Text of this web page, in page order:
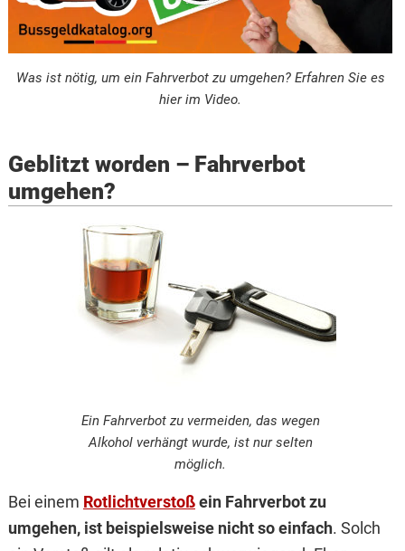
Was ist nötig, um ein Fahrverbot zu umgehen? Erfahren Sie es
hier im Video.
Geblitzt worden – Fahrverbot
umgehen?
Ein Fahrverbot zu vermeiden, das wegen
Alkohol verhängt wurde, ist nur selten
möglich.
Bei einem Rotlichtverstoßein Fahrverbot zu
umgehen, ist beispielsweise nicht so einfach. Solch